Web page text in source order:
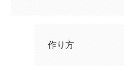
作り方